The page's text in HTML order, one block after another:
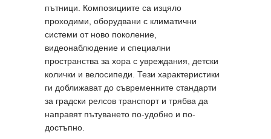
пътници. Композициите са изцяло
проходими, оборудвани с климатични
системи от ново поколение,
видеонаблюдение и специални
пространства за хора с увреждания, детски
колички и велосипеди. Тези характеристики
ги доближават до съвременните стандарти
за градски релсов транспорт и трябва да
направят пътуването по-удобно и по-
достъпно.